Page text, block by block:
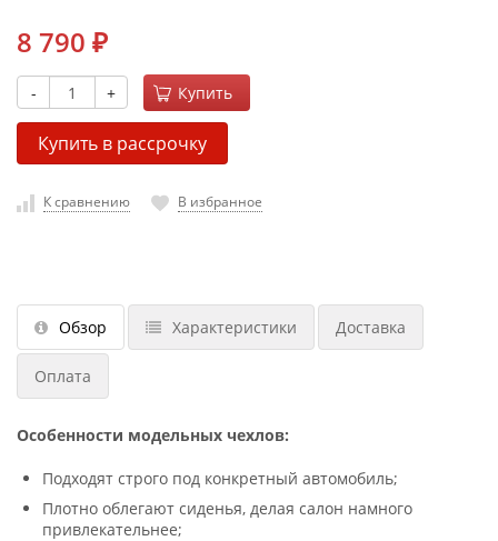
8 790 ₽
- + Купить
Купить в рассрочку
К сравнению В избранное
Обзор Характеристики Доставка
Оплата
Особенности модельных чехлов:
Подходят строго под конкретный автомобиль;
Плотно облегают сиденья, делая салон намного
привлекательнее;